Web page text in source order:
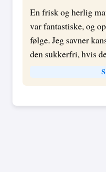
En frisk og herlig
var fantastiske, og
følge. Jeg savner
den sukkerfri, hvis